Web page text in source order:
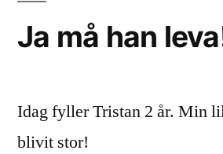
Ja må han
Idag fyller Tristan 2 år. Min
blivit stor!